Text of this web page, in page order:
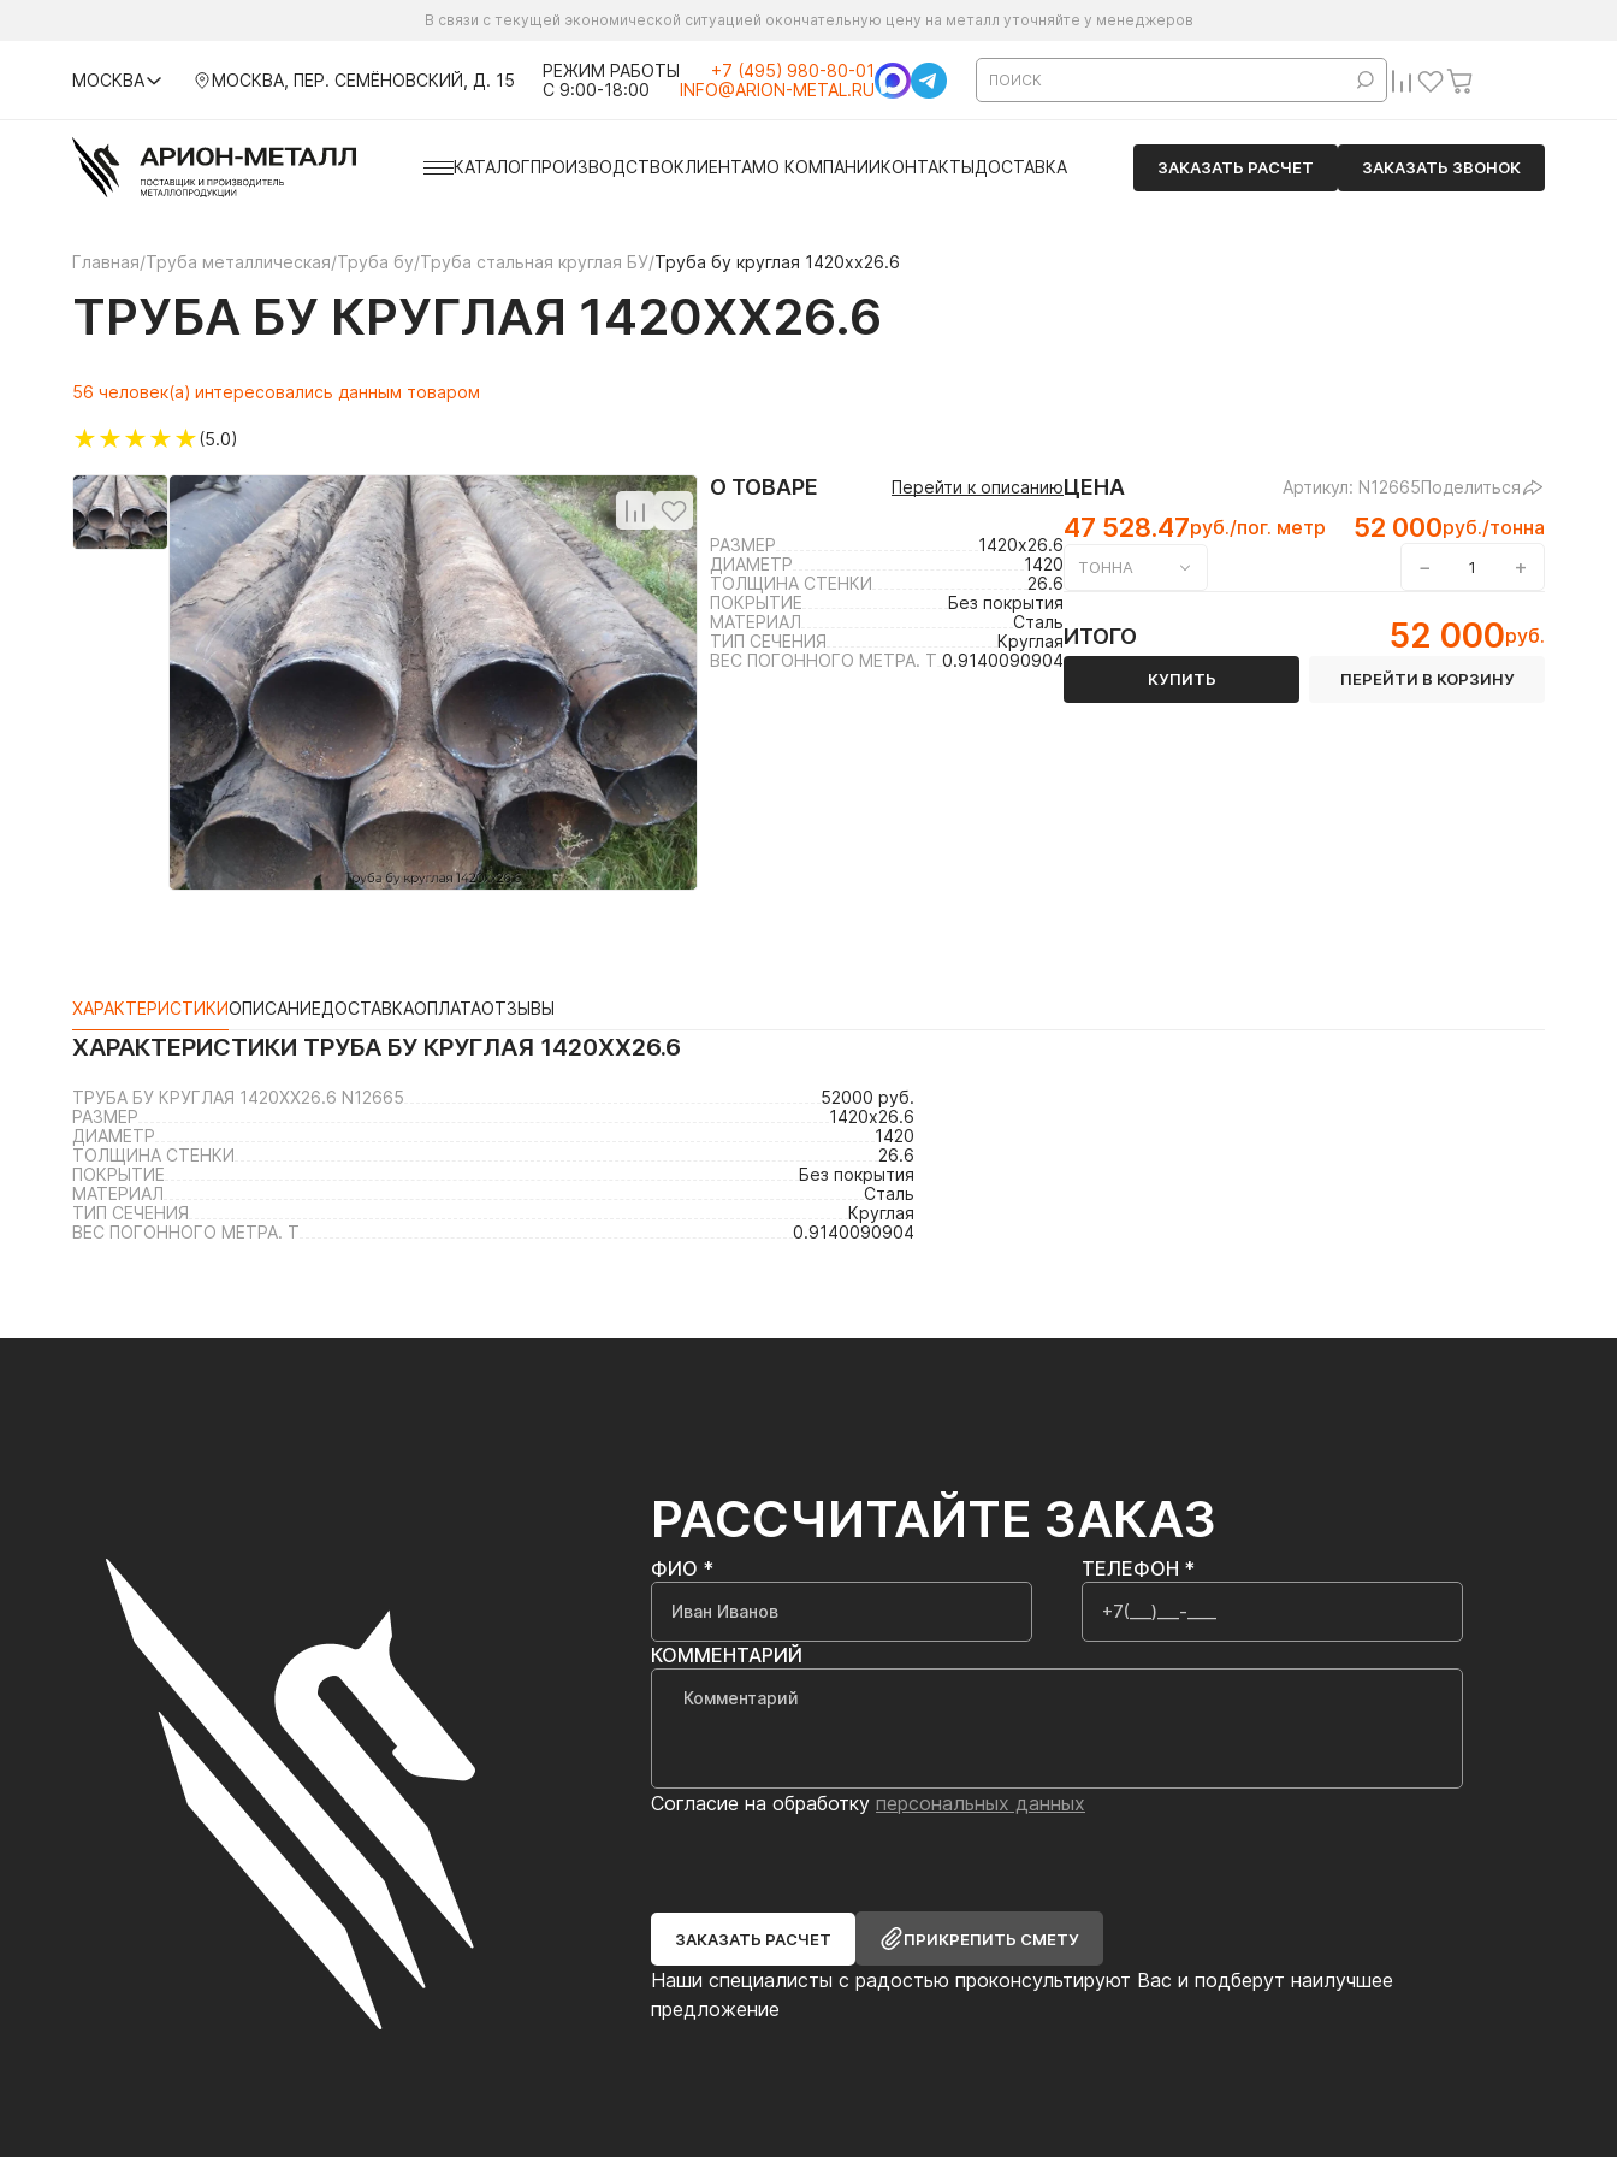
В связи с текущей экономической ситуацией окончательную цену на металл уточняйте у менеджеров
МОСКВА МОСКВА, ПЕР. СЕМЁНОВСКИЙ, Д. 15
РЕЖИМ РАБОТЫ
С 9:00-18:00
+7 (495) 980-80-01
INFO@ARION-METAL.RU
КАТАЛОГПРОИЗВОДСТВОКЛИЕНТАМО КОМПАНИИКОНТАКТЫДОСТАВКА ЗАКАЗАТЬ РАСЧЕТ ЗАКАЗАТЬ ЗВОНОК
Главная/Труба металлическая/Труба бу/Труба стальная круглая БУ/Труба бу круглая 1420хх26.6
ТРУБА БУ КРУГЛАЯ 1420ХХ26.6
56 человек(а) интересовались данным товаром
★★★★★(5.0)
О ТОВАРЕ Перейти к описанию
РАЗМЕР
1420х26.6
ДИАМЕТР
1420
ТОЛЩИНА СТЕНКИ
26.6
ПОКРЫТИЕ
Без покрытия
МАТЕРИАЛ
Сталь
ТИП СЕЧЕНИЯ
Круглая
ВЕС ПОГОННОГО МЕТРА. Т 0.9140090904
ЦЕНА Артикул: N12665Поделиться
47 528.47руб./пог. метр 52 000руб./тонна
ТОННА − +
ИТОГО 52 000руб.
КУПИТЬ ПЕРЕЙТИ В КОРЗИНУ
ХАРАКТЕРИСТИКИОПИСАНИЕДОСТАВКАОПЛАТАОТЗЫВЫ
ХАРАКТЕРИСТИКИ ТРУБА БУ КРУГЛАЯ 1420ХХ26.6
ТРУБА БУ КРУГЛАЯ 1420ХХ26.6 N12665
52000 руб.
РАЗМЕР
1420х26.6
ДИАМЕТР
1420
ТОЛЩИНА СТЕНКИ
26.6
ПОКРЫТИЕ
Без покрытия
МАТЕРИАЛ
Сталь
ТИП СЕЧЕНИЯ
Круглая
ВЕС ПОГОННОГО МЕТРА. Т
0.9140090904
РАССЧИТАЙТЕ ЗАКАЗ
Наши специалисты с радостью проконсультируют Вас и подберут наилучшее
предложение
ФИО * ТЕЛЕФОН *
КОММЕНТАРИЙ
Согласие на обработку персональных данных
ЗАКАЗАТЬ РАСЧЕТ ПРИКРЕПИТЬ СМЕТУ